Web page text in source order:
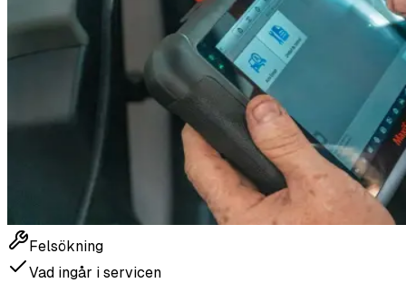
Felsökning
Vad ingår i servicen